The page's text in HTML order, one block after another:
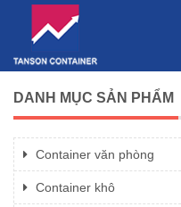
DANH MỤC SẢN PHẨM
Container văn phòng
Container khô